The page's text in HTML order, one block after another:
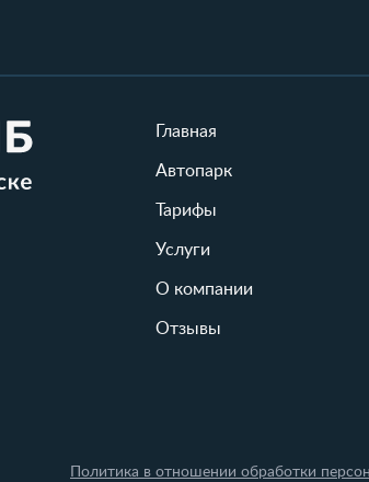
Главная
Автопарк
Тарифы
Услуги
О компании
Отзывы
Политика в отношении обработки